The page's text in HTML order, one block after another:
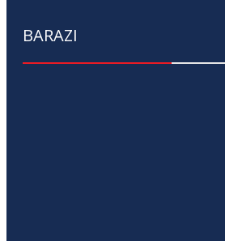
BARAZI